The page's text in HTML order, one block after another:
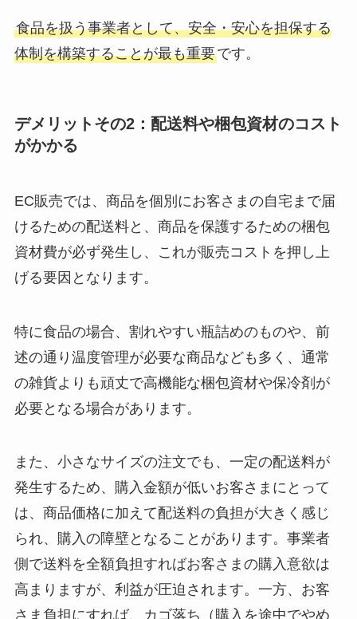
食品を扱う事業者として、安全・安心を担保する
体制を構築することが最も重要です。
デメリットその2：配送料や梱包資材のコスト
がかかる
EC販売では、商品を個別にお客さまの自宅まで届
けるための配送料と、商品を保護するための梱包
資材費が必ず発生し、これが販売コストを押し上
げる要因となります。
特に食品の場合、割れやすい瓶詰めのものや、前
述の通り温度管理が必要な商品なども多く、通常
の雑貨よりも頑丈で高機能な梱包資材や保冷剤が
必要となる場合があります。
また、小さなサイズの注文でも、一定の配送料が
発生するため、購入金額が低いお客さまにとって
は、商品価格に加えて配送料の負担が大きく感じ
られ、購入の障壁となることがあります。事業者
側で送料を全額負担すればお客さまの購入意欲は
高まりますが、利益が圧迫されます。一方、お客
さま負担にすれば、カゴ落ち（購入を途中でやめ